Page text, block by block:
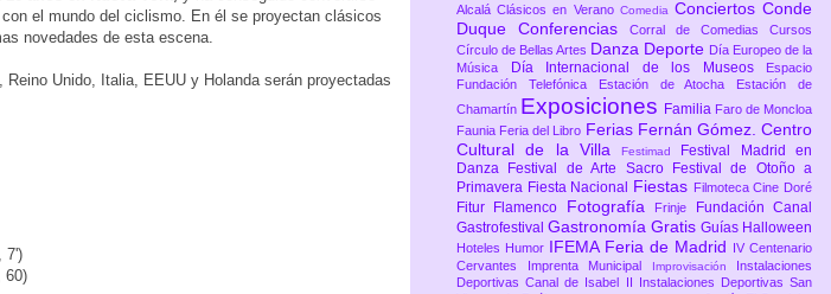
el mundo del ciclismo. En él se proyectan clásicos
novedades de esta escena.
Unido, Italia, EEUU y Holanda serán proyectadas
7')
60)
AlcaláClásicos en Verano Comedia ConciertosConde
Duque Conferencias Corral de Comedias Cursos
Círculo de Bellas Artes Danza Deporte Día Europeo de la
Música
Día Internacional de los Museos
Espacio
Fundación Telefónica
Estación de Atocha
Estación de
Chamartín Exposiciones Familia Faro de Moncloa
Faunia Feria del Libro Ferias Fernán Gómez. Centro
Cultural de la VillaFestimad
Festival Madrid en
Danza
Festival de Arte Sacro
Festival de Otoño a
Primavera Fiesta Nacional Fiestas Filmoteca Cine Doré
Fitur Flamenco Fotografía Frinje
Fundación Canal
Gastrofestival Gastronomía Gratis Guías Halloween
Hoteles Humor IFEMA Feria de Madrid
IV Centenario
Cervantes
Imprenta Municipal Improvisación
Instalaciones
Deportivas Canal de Isabel II
Instalaciones Deportivas San